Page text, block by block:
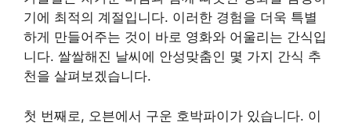
기에 최적의 계절입니다. 이러한 경험을 더욱 특별
하게 만들어주는 것이 바로 영화와 어울리는 간식입
니다. 쌀쌀해진 날씨에 안성맞춤인 몇 가지 간식 추
천을 살펴보겠습니다.
첫 번째로, 오븐에서 구운 호박파이가 있습니다. 이